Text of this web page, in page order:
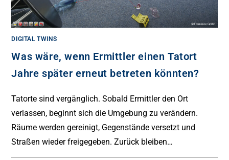
DIGITAL TWINS
Was wäre, wenn Ermittler einen Tatort
Jahre später erneut betreten könnten?
Tatorte sind vergänglich. Sobald Ermittler den Ort
verlassen, beginnt sich die Umgebung zu verändern.
Räume werden gereinigt, Gegenstände versetzt und
Straßen wieder freigegeben. Zurück bleiben…